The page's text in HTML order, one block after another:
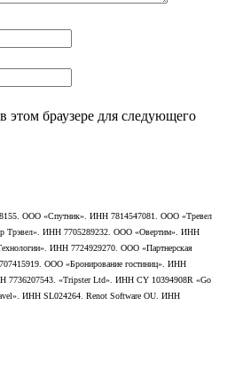
браузере для следующего
ООО «Спутник». ИНН 7814547081. ООО «Тревел
Трэвел». ИНН 7705289232. ООО «Овертим». ИНН
ИНН 7724929270. ООО «Партнерская
ООО «Бронирование гостиниц». ИНН
7736207543. «Tripster Ltd». ИНН CY 10394908R «Go
ИНН SL024264. Renot Software OU. ИНН